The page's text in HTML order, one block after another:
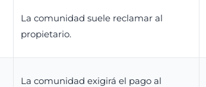
La comunidad suele reclamar al
propietario.
La comunidad exigirá el pago al